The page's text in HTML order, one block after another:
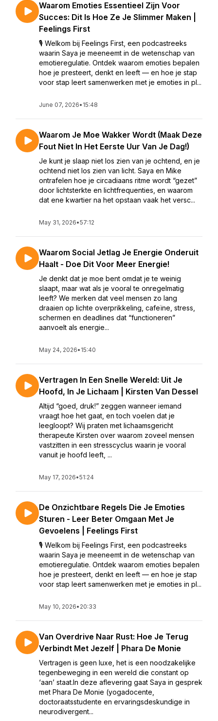
Waarom Emoties Essentieel Zijn Voor
Succes: Dit Is Hoe Ze Je Slimmer Maken |
Feelings First
🎙️ Welkom bij Feelings First, een podcastreeks
waarin Saya je meeneemt in de wetenschap van
emotieregulatie. Ontdek waarom emoties bepalen
hoe je presteert, denkt en leeft — en hoe je stap
voor stap leert samenwerken met je emoties in pl...
June 07, 2026• 15:48
Waarom Je Moe Wakker Wordt (Maak Deze
Fout Niet In Het Eerste Uur Van Je Dag!)
Je kunt je slaap niet los zien van je ochtend, en je
ochtend niet los zien van licht. Saya en Mike
ontrafelen hoe je circadiaans ritme wordt “gezet”
door lichtsterkte en lichtfrequenties, en waarom
dat ene kwartier na het opstaan vaak het versc...
May 31, 2026•57:12
Waarom Social Jetlag Je Energie Onderuit
Haalt - Doe Dit Voor Meer Energie!
Je denkt dat je moe bent omdat je te weinig
slaapt, maar wat als je vooral te onregelmatig
leeft? We merken dat veel mensen zo lang
draaien op lichte overprikkeling, cafeïne, stress,
schermen en deadlines dat “functioneren”
aanvoelt als energie...
May 24, 2026• 15:40
Vertragen In Een Snelle Wereld: Uit Je
Hoofd, In Je Lichaam | Kirsten Van Dessel
Altijd “goed, druk!” zeggen wanneer iemand
vraagt hoe het gaat, en toch voelen dat je
leegloopt? Wij praten met lichaamsgericht
therapeute Kirsten over waarom zoveel mensen
vastzitten in een stresscyclus waarin je vooral
vanuit je hoofd leeft, ...
May 17, 2026•51:24
De Onzichtbare Regels Die Je Emoties
Sturen - Leer Beter Omgaan Met Je
Gevoelens | Feelings First
🎙️ Welkom bij Feelings First, een podcastreeks
waarin Saya je meeneemt in de wetenschap van
emotieregulatie. Ontdek waarom emoties bepalen
hoe je presteert, denkt en leeft — en hoe je stap
voor stap leert samenwerken met je emoties in pl...
May 10, 2026• 20:33
Van Overdrive Naar Rust: Hoe Je Terug
Verbindt Met Jezelf | Phara De Monie
Vertragen is geen luxe, het is een noodzakelijke
tegenbeweging in een wereld die constant op
‘aan’ staat.In deze aflevering gaat Saya in gesprek
met Phara De Monie (yogadocente,
doctoraatsstudente en ervaringsdeskundige in
neurodivergent...